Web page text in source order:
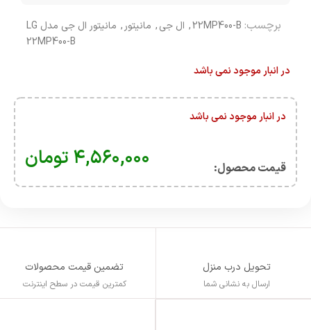
برچسب: 22MP400-B
, ال جی, مانیتور,
مانیتور ال جی مدل LG
22MP400-B
در انبار موجود نمی باشد
در انبار موجود نمی باشد
قیمت محصول:​ ۴,۵۶۰,۰۰۰ تومان
تحویل درب منزل
ارسال به نشانی شما
تضمین قیمت محصولات
کمترین قیمت در سطح اینترنت